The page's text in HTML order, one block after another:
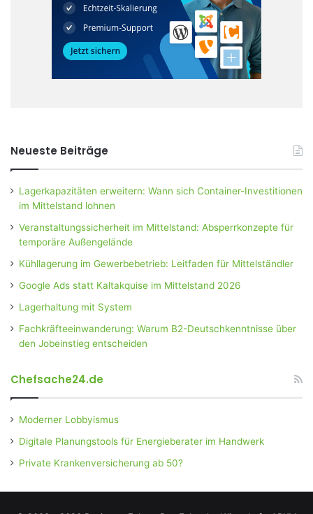
Neueste Beiträge
Lagerkapazitäten erweitern: Wann sich Container-Investitionen
im Mittelstand lohnen
Veranstaltungssicherheit im Mittelstand: Absperrkonzepte für
temporäre Außengelände
Kühllagerung im Gewerbebetrieb: Leitfaden für Mittelständler
Google Ads statt Kaltakquise im Mittelstand 2026
Lagerhaltung mit System
Fachkräfteeinwanderung: Warum B2-Deutschkenntnisse über
den Jobeinstieg entscheiden
Chefsache24.de
Moderner Lobbyismus
Digitale Planungstools für Energieberater im Handwerk
Private Krankenversicherung ab 50?